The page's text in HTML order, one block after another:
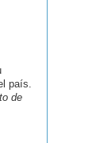
país.
de